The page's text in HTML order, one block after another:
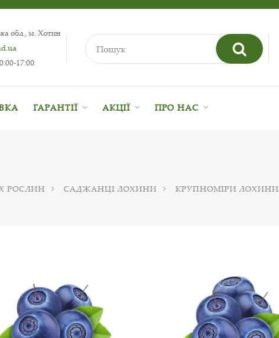
обл., м. Хотин
17:00
ГАРАНТІЇ АКЦІЇ ПРО НАС
РОСЛИН САДЖАНЦІ ЛОХИНИ КРУПНОМІРИ ЛОХИНИ